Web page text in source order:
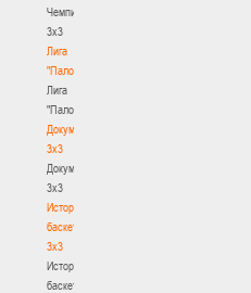
Чемпионат
3х3
Лига
"Палова"
Лига
"Палова"
Документы
3х3
Документы
3х3
История
баскетбола
3х3
История
баскетбола